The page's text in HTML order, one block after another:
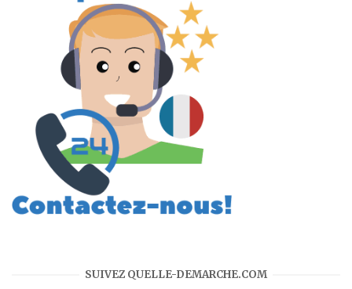
SUIVEZ QUELLE-DEMARCHE.COM